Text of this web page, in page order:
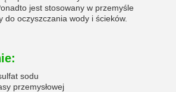
jest stosowany w przemyśle
do oczyszczania wody i ścieków.
sodu
przemysłowej